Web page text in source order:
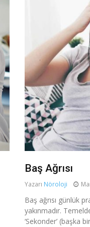
Baş Ağrısı
Yazarı Nöroloji
Baş ağrısı günlük
yakınmadır.
‘Sekonder’ (başka